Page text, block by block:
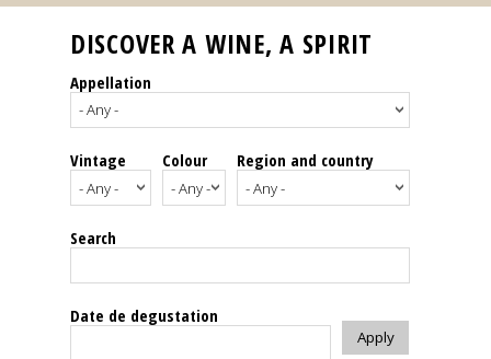
Our
events
Spirits
Tasting
reviews
The
DISCOVER A WINE, A SPIRIT
Appellation
Vintage Colour Region and country
Search
Date de degustation